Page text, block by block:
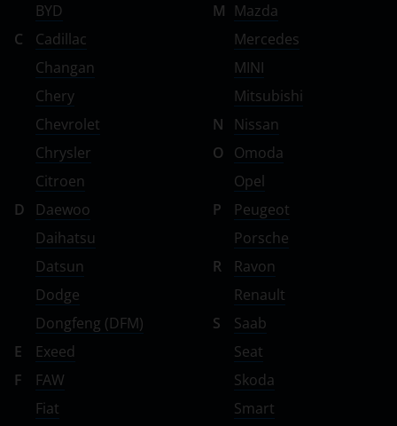
BYD
C
Cadillac
Changan
Chery
Chevrolet
Chrysler
Citroen
D
Daewoo
Daihatsu
Datsun
Dodge
Dongfeng (DFM)
E
Exeed
F
FAW
Fiat
M Mazda
Mercedes
MINI
Mitsubishi
N
Nissan
O
Omoda
Opel
P
Peugeot
Porsche
R
Ravon
Renault
S
Saab
Seat
Skoda
Smart